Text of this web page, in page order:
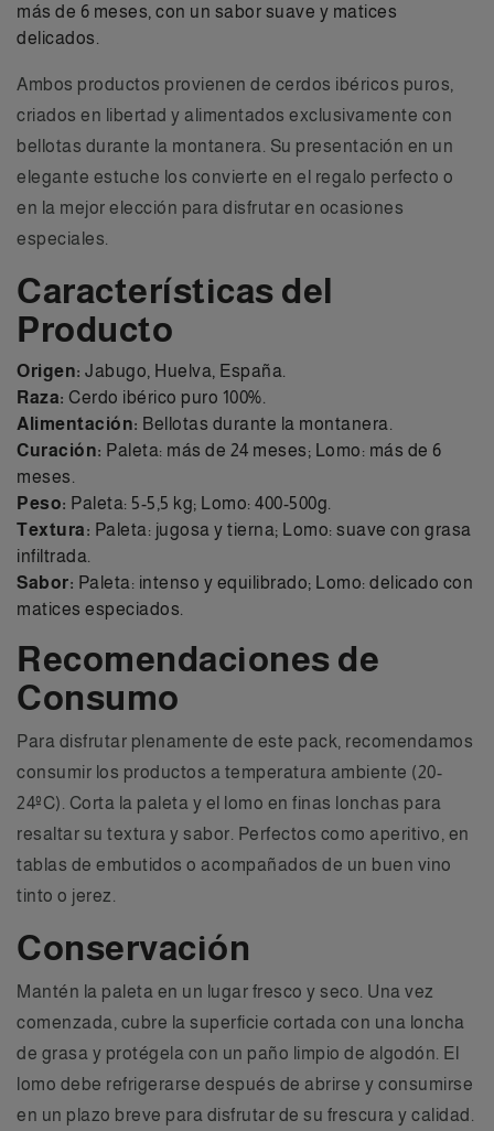
más de 6 meses, con un sabor suave y matices
delicados.
Ambos productos provienen de cerdos ibéricos puros,
criados en libertad y alimentados exclusivamente con
bellotas durante la montanera. Su presentación en un
elegante estuche los convierte en el regalo perfecto o
en la mejor elección para disfrutar en ocasiones
especiales.
Características del
Producto
Origen: Jabugo, Huelva, España.
Raza: Cerdo ibérico puro 100%.
Alimentación: Bellotas durante la montanera.
Curación: Paleta: más de 24 meses; Lomo: más de 6
meses.
Peso: Paleta: 5-5,5 kg; Lomo: 400-500g.
Textura: Paleta: jugosa y tierna; Lomo: suave con grasa
infiltrada.
Sabor: Paleta: intenso y equilibrado; Lomo: delicado con
matices especiados.
Recomendaciones de
Consumo
Para disfrutar plenamente de este pack, recomendamos
consumir los productos a temperatura ambiente (20-
24ºC). Corta la paleta y el lomo en finas lonchas para
resaltar su textura y sabor. Perfectos como aperitivo, en
tablas de embutidos o acompañados de un buen vino
tinto o jerez.
Conservación
Mantén la paleta en un lugar fresco y seco. Una vez
comenzada, cubre la superficie cortada con una loncha
de grasa y protégela con un paño limpio de algodón. El
lomo debe refrigerarse después de abrirse y consumirse
en un plazo breve para disfrutar de su frescura y calidad.